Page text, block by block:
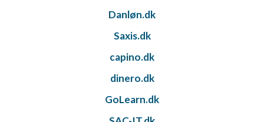
Danløn.dk
Saxis.dk
capino.dk
dinero.dk
GoLearn.dk